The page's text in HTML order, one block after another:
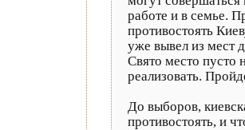
работе и в семье.
противостоять
уже вывел из мест
Свято место пусто
реализовать.
До выборов,
противостоять, и